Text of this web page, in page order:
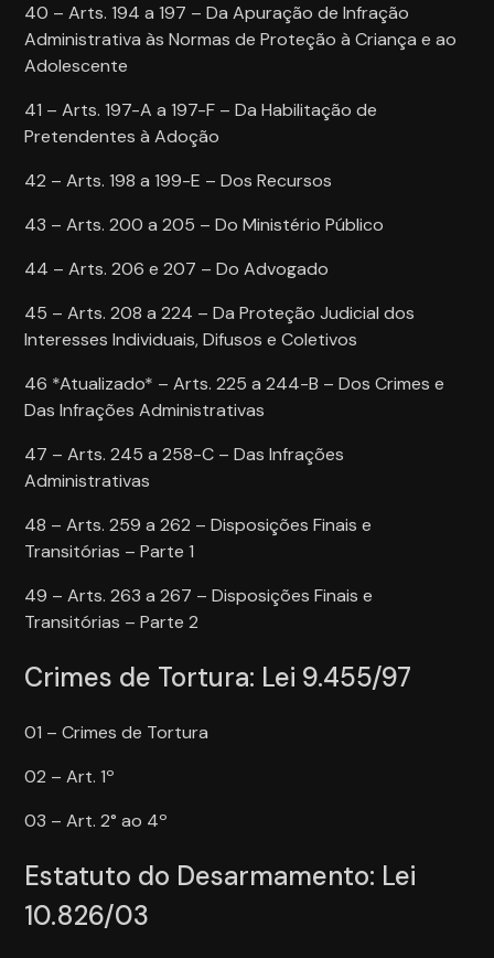
40 – Arts. 194 a 197 – Da Apuração de Infração
Administrativa às Normas de Proteção à Criança e ao
Adolescente
41 – Arts. 197-A a 197-F – Da Habilitação de
Pretendentes à Adoção
42 – Arts. 198 a 199-E – Dos Recursos
43 – Arts. 200 a 205 – Do Ministério Público
44 – Arts. 206 e 207 – Do Advogado
45 – Arts. 208 a 224 – Da Proteção Judicial dos
Interesses Individuais, Difusos e Coletivos
46 *Atualizado* – Arts. 225 a 244-B – Dos Crimes e
Das Infrações Administrativas
47 – Arts. 245 a 258-C – Das Infrações
Administrativas
48 – Arts. 259 a 262 – Disposições Finais e
Transitórias – Parte 1
49 – Arts. 263 a 267 – Disposições Finais e
Transitórias – Parte 2
Crimes de Tortura: Lei 9.455/97
01 – Crimes de Tortura
02 – Art. 1º
03 – Art. 2° ao 4º
Estatuto do Desarmamento: Lei
10.826/03